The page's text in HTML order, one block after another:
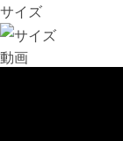
サイズ
動画